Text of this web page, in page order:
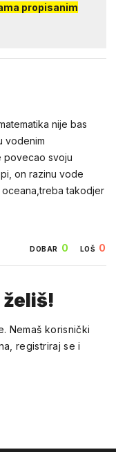
propisanim
nije bas
vodenim
povecao svoju
on razinu vode
takodjer
DOBAR 0 LOŠ 0
želiš!
Nemaš korisnički
registriraj se i